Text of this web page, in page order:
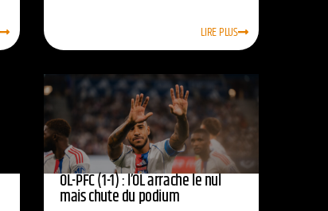
LIRE PLUS
OL-PFC (1-1) : l’OL arrache le nul
mais chute du podium